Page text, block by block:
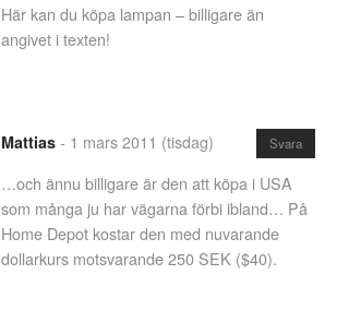
Här kan du köpa lampan – billigare än
angivet i texten!
Svara
Mattias - 1 mars 2011 (tisdag)
…och ännu billigare är den att köpa i USA
som många ju har vägarna förbi ibland… På
Home Depot kostar den med nuvarande
dollarkurs motsvarande 250 SEK ($40).